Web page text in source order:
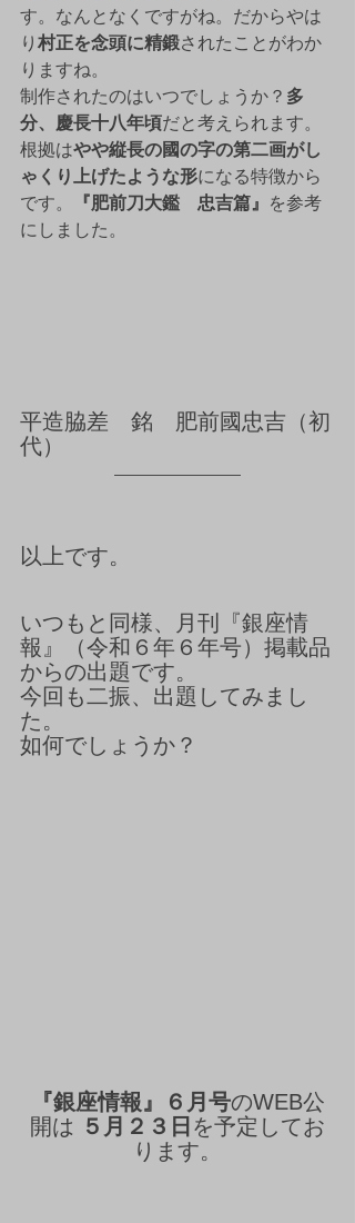
す。なんとなくですがね。だからやは
り 村正を念頭に精鍛されたことがわか
りますね。
制作されたのはいつでしょうか？ 多
分、慶長十八年頃だと考えられます。
根拠はやや縦長の國の字の第二画がし
ゃくり上げたような形になる特徴から
です。
『肥前刀大鑑　忠吉篇』
を参考
にしました。
平造脇差　銘　肥前國忠吉（初
代）
以上です。
いつもと同様、月刊『銀座情
報』（令和６年６年号）掲載品
からの出題です。
今回も二振、出題してみまし
た。
如何でしょうか？
『銀座情報』６月号のWEB公
開は ５月２３日 を予定してお
ります。